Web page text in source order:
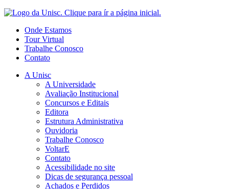
Onde Estamos
Tour Virtual
Trabalhe Conosco
Contato
A Unisc
A Universidade
Avaliação Institucional
Concursos e Editais
Editora
Estrutura Administrativa
Ouvidoria
Trabalhe Conosco
VoltarE
Contato
Acessibilidade no site
Dicas de segurança pessoal
Achados e Perdidos